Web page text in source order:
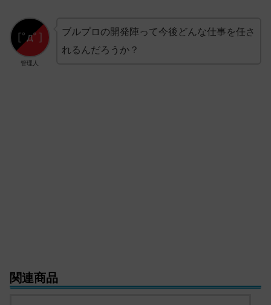
管理人
ブルプロの開発陣って今後どんな仕事を任さ
れるんだろうか？
関連商品